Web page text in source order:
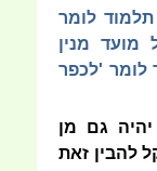
לומר
מועד מנין
לומר 'לכפר
גם מן
להבין זאת